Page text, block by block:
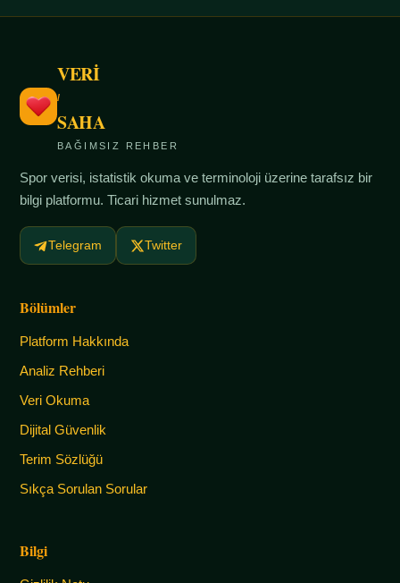
VERİ
/
SAHA
BAĞIMSIZ REHBER
Spor verisi, istatistik okuma ve terminoloji üzerine tarafsız bir
bilgi platformu. Ticari hizmet sunulmaz.
Telegram Twitter
Bölümler
Platform Hakkında
Analiz Rehberi
Veri Okuma
Dijital Güvenlik
Terim Sözlüğü
Sıkça Sorulan Sorular
Bilgi